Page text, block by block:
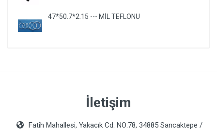
47*50.7*2.15 --- MİL TEFLONU
İletişim
Fatih Mahallesi, Yakacık Cd. NO:78, 34885 Sancaktepe /